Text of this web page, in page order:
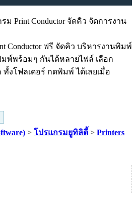
Conductor ฟรี จัดคิว บริหารงานพิมพ์
พ์พร้อมๆ กันได้หลายไฟล์ เลือก
งโฟลเดอร์ กดพิมพ์ ได้เลยเมื่อ
> โปรแกรมยูทิลิตี้ > Printers